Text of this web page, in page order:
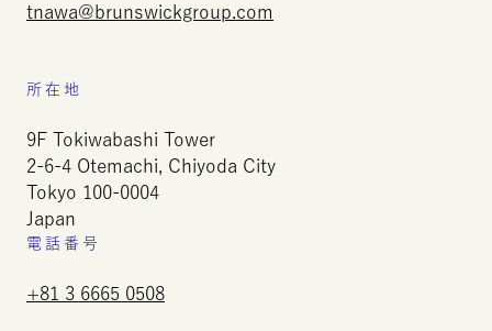
tnawa@brunswickgroup.com
所在地
9F Tokiwabashi Tower
2-6-4 Otemachi, Chiyoda City
Tokyo 100-0004
Japan
電話番号
+81 3 6665 0508